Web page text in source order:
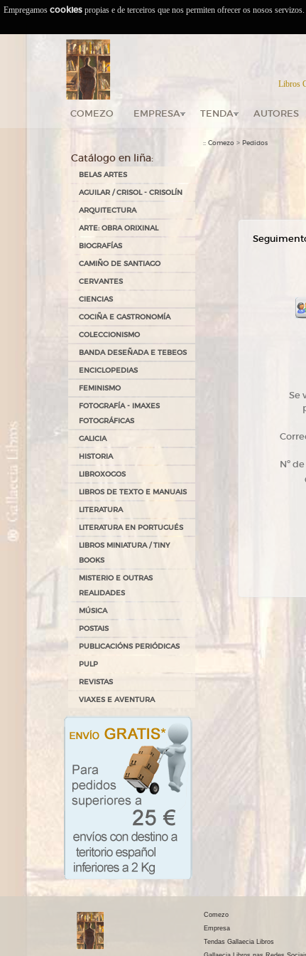
Libros
COMEZO EMPRESA TENDA AUTORES
Catálogo en liña:
BELAS ARTES
AGUILAR / CRISOL - CRISOLÍN
ARQUITECTURA
ARTE: OBRA ORIXINAL
BIOGRAFÍAS
CAMIÑO DE SANTIAGO
CERVANTES
CIENCIAS
COCIÑA E GASTRONOMÍA
COLECCIONISMO
BANDA DESEÑADA E TEBEOS
ENCICLOPEDIAS
FEMINISMO
FOTOGRAFÍA - IMAXES
FOTOGRÁFICAS
GALICIA
HISTORIA
LIBROXOGOS
LIBROS DE TEXTO E MANUAIS
LITERATURA
LITERATURA EN PORTUGUÉS
LIBROS MINIATURA / TINY
BOOKS
MISTERIO E OUTRAS
REALIDADES
MÚSICA
POSTAIS
PUBLICACIÓNS PERIÓDICAS
PULP
REVISTAS
VIAXES E AVENTURA
:: Comezo > Pedidos
Se
Nº
Comezo
Empresa
Tendas Gallaecia Libros
Empregamos cookies propias e de terceiros que nos permiten ofrecer os nosos